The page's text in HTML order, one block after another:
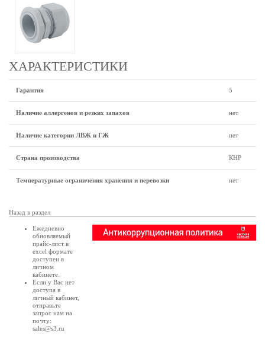
ХАРАКТЕРИСТИКИ
Гарантия 5
Наличие аллергенов и резких запахов нет
Наличие категории ЛВЖ и ГЖ нет
Страна производства КНР
Температурные ограничения хранения и перевозки нет
Назад в раздел
Ежедневно
обновляемый
прайс-лист в
excel формате
доступен в
личном
кабинете
Если у Вас нет
доступа в
личный кабинет,
отправьте
запрос нам на
почту:
sales@s3.ru